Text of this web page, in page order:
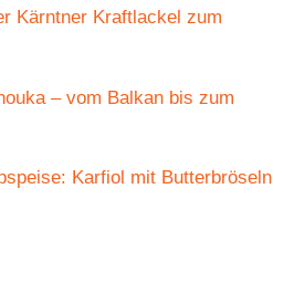
Kärntner Kraftlackel zum
– vom Balkan bis zum
Karfiol mit Butterbröseln